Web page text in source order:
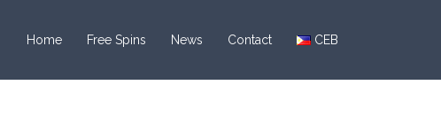
Home Free Spins News Contact CEB